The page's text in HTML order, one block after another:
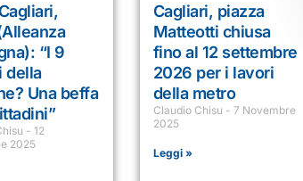
“I 9
della
Una beffa
12
2025
Cagliari, piazza
Matteotti chiusa
fino al 12 settembre
2026 per i lavori
della metro
Claudio Chisu
7 Novembre
2025
Leggi »